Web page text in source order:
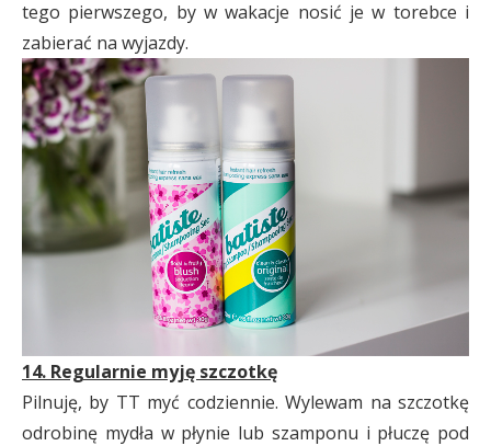
tego pierwszego, by w wakacje nosić je w torebce i
zabierać na wyjazdy.
14. Regularnie myję szczotkę
Pilnuję, by TT myć codziennie. Wylewam na szczotkę
odrobinę mydła w płynie lub szamponu i płuczę pod